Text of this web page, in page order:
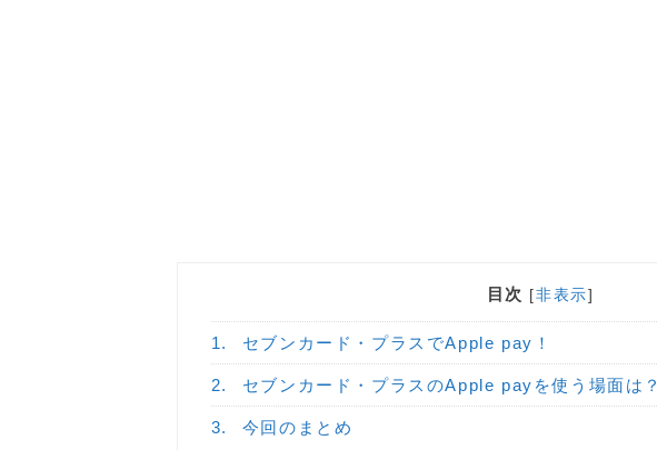
目次 [非表示]
1. セブンカード・プラスでApple pay！
2. セブンカード・プラスのApple payを使う場面は？
3. 今回のまとめ